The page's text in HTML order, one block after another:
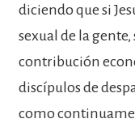
diciendo que si
sexual de la
contribución
discípulos de
como